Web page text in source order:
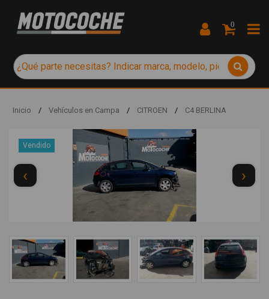
0
Inicio / Vehículos en Campa / CITROEN / C4 BERLINA
Vendido
‹ ›